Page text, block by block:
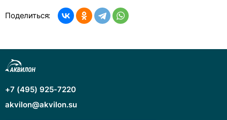
Поделиться:
+7 (495) 925-7220
akvilon@akvilon.su